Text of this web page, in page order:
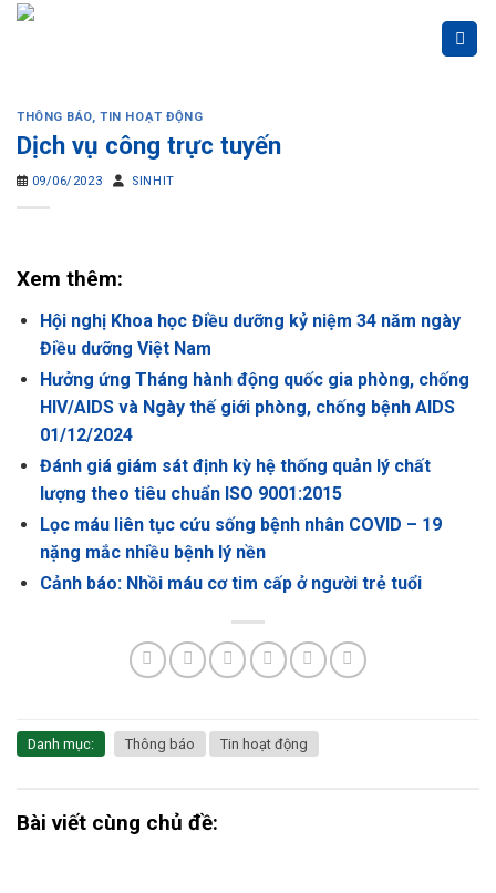
Skip
THÔNG BÁO,TIN HOẠT ĐỘNG
Dịch vụ công trực tuyến
09/06/2023 SINHIT
Xem thêm:
Hội nghị Khoa học Điều dưỡng kỷ niệm 34 năm ngày
Điều dưỡng Việt Nam
Hưởng ứng Tháng hành động quốc gia phòng, chống
HIV/AIDS và Ngày thế giới phòng, chống bệnh AIDS
01/12/2024
Đánh giá giám sát định kỳ hệ thống quản lý chất
lượng theo tiêu chuẩn ISO 9001:2015
Lọc máu liên tục cứu sống bệnh nhân COVID – 19
nặng mắc nhiều bệnh lý nền
Cảnh báo: Nhồi máu cơ tim cấp ở người trẻ tuổi
Danh mục: Thông báo Tin hoạt động
Bài viết cùng chủ đề: